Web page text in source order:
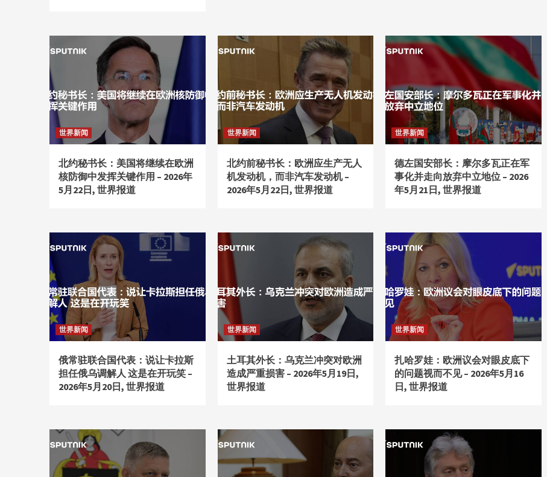
世界新闻
北约秘书长：美国将继续在欧洲
核防御中发挥关键作用 – 2026年
5月22日, 世界报道
世界新闻
北约前秘书长：欧洲应生产无人
机发动机，而非汽车发动机 –
2026年5月22日, 世界报道
世界新闻
德左国安部长：摩尔多瓦正在军
事化并走向放弃中立地位 – 2026
年5月21日, 世界报道
世界新闻
俄常驻联合国代表：说让卡拉斯
担任俄乌调解人 这是在开玩笑 –
2026年5月20日, 世界报道
世界新闻
土耳其外长：乌克兰冲突对欧洲
造成严重损害 – 2026年5月19日,
世界报道
世界新闻
扎哈罗娃：欧洲议会对眼皮底下
的问题视而不见 – 2026年5月16
日, 世界报道